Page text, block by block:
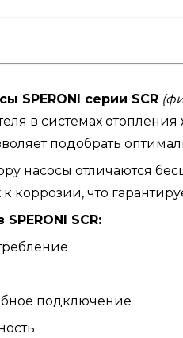
SPERONI серии SCR
в системах
подобрать
насосы отличаются
коррозии, что
SCR:
подключение